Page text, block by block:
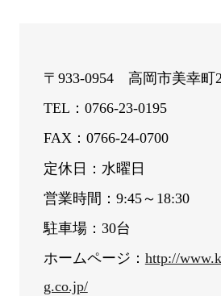
〒933-0954 高岡市美幸町
TEL：0766-23-0195
FAX：0766-24-0700
定休日：水曜日
営業時間：9:45～18:30
駐車場：30台
ホームページ： http://
g.co.jp/